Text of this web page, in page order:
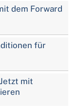
dem Forward
für
mit